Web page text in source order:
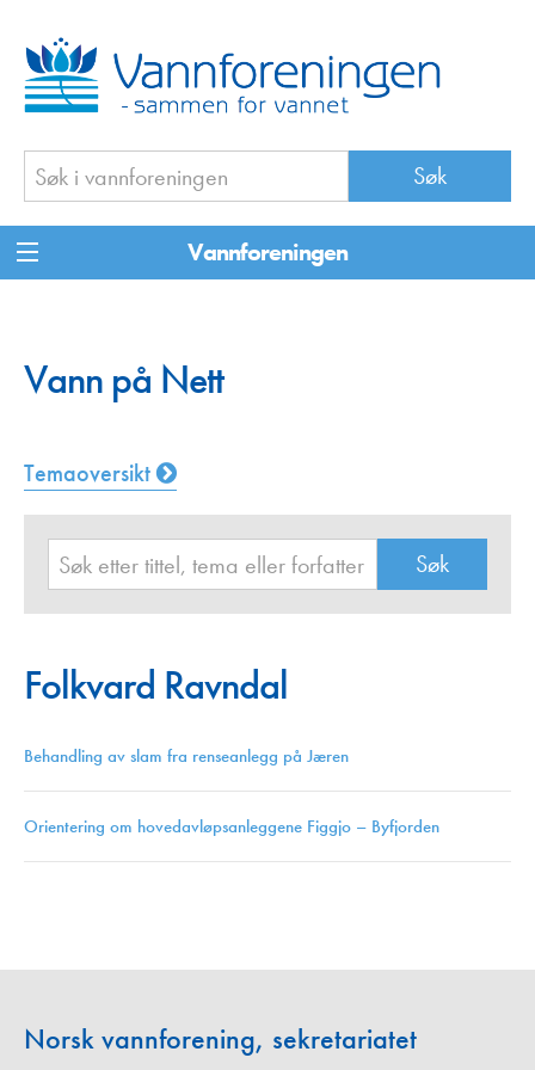
Vannforeningen
Vann på Nett
Temaoversikt
Folkvard Ravndal
Behandling av slam fra renseanlegg på Jæren
Orientering om hovedavløpsanleggene Figgjo – Byfjorden
Norsk vannforening, sekretariatet